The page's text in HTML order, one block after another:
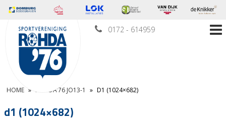
0172 - 614959
HOME » ROHDA’76 JO13-1 » D1 (1024×682)
d1 (1024×682)